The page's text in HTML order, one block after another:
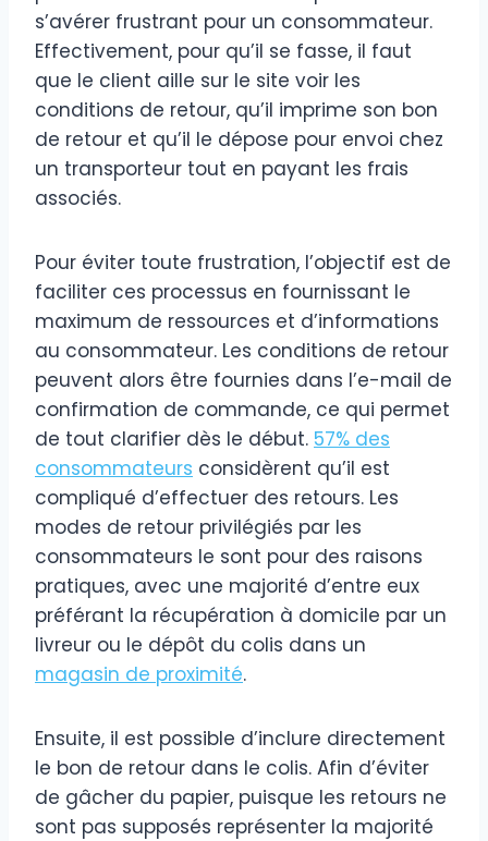
s’avérer frustrant pour un consommateur.
Effectivement, pour qu’il se fasse, il faut
que le client aille sur le site voir les
conditions de retour, qu’il imprime son bon
de retour et qu’il le dépose pour envoi chez
un transporteur tout en payant les frais
associés.
Pour éviter toute frustration, l’objectif est de
faciliter ces processus en fournissant le
maximum de ressources et d’informations
au consommateur. Les conditions de retour
peuvent alors être fournies dans l’e-mail de
confirmation de commande, ce qui permet
de tout clarifier dès le début. 57% des
consommateurs considèrent qu’il est
compliqué d’effectuer des retours. Les
modes de retour privilégiés par les
consommateurs le sont pour des raisons
pratiques, avec une majorité d’entre eux
préférant la récupération à domicile par un
livreur ou le dépôt du colis dans un
magasin de proximité.
Ensuite, il est possible d’inclure directement
le bon de retour dans le colis. Afin d’éviter
de gâcher du papier, puisque les retours ne
sont pas supposés représenter la majorité